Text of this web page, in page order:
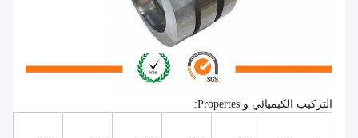
التركيب الكيميائي و Propertes: